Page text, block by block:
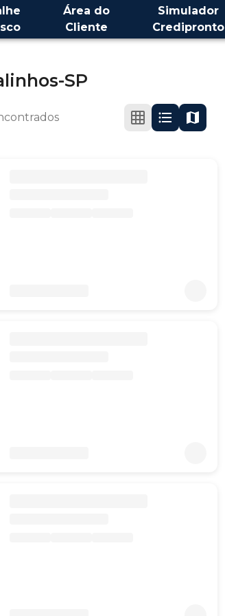
Área do
Cliente
Simulador
Credipronto
SP